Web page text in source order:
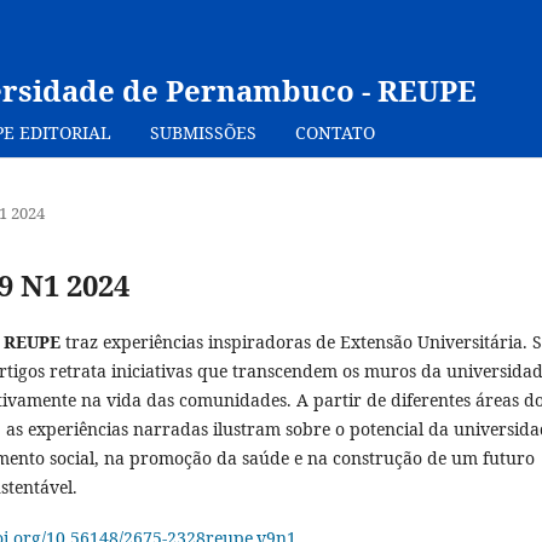
de Pernambuco - REUPE
EDITORIAL SUBMISSÕES CONTATO
2024
N1 2024
REUPE traz experiências inspiradoras de Extensão Universitária.
retrata iniciativas que transcendem os muros da
na vida das comunidades. A partir de diferentes áreas
as experiências narradas ilustram sobre o potencial da
social, na promoção da saúde e na construção de um futuro